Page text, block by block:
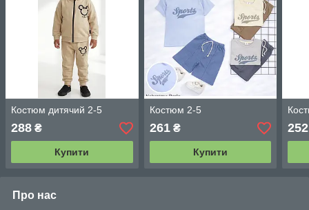
Костюм дитячий 2-5
288 ₴
Купити
Костюм 2-5
261₴
Купити
252
Про нас